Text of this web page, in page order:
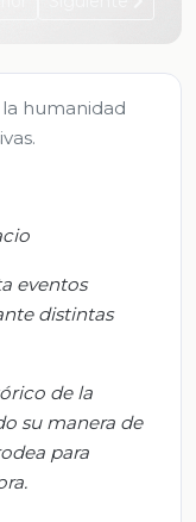
humanidad
eventos
distintas
de la
su manera de
para